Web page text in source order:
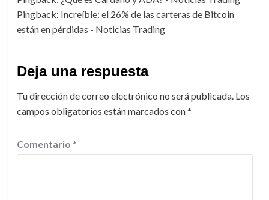
Pingback: Increíble: el 26% de las carteras de Bitcoin
están en pérdidas - Noticias Trading
Deja una respuesta
Tu dirección de correo electrónico no será publicada. Los
campos obligatorios están marcados con*
Comentario *